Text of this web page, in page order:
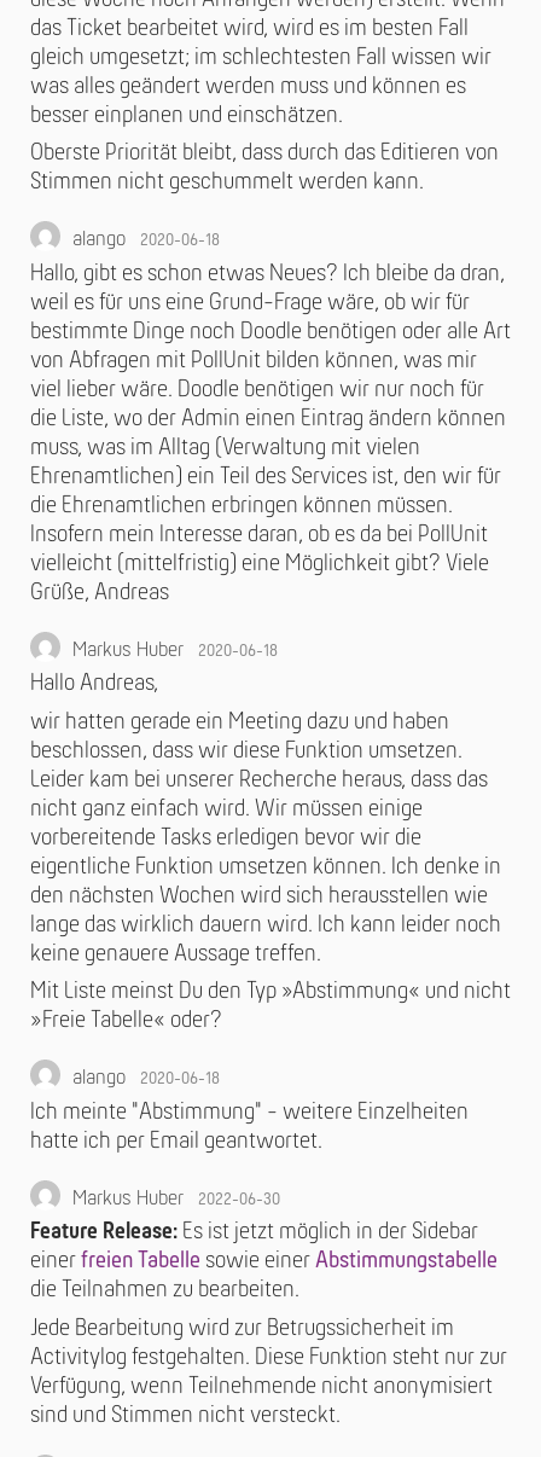
das Ticket bearbeitet wird, wird es im besten Fall
gleich umgesetzt; im schlechtesten Fall wissen wir
was alles geändert werden muss und können es
besser einplanen und einschätzen.
Oberste Priorität bleibt, dass durch das Editieren von
Stimmen nicht geschummelt werden kann.
alango 2020-06-18
Hallo, gibt es schon etwas Neues? Ich bleibe da dran,
weil es für uns eine Grund-Frage wäre, ob wir für
bestimmte Dinge noch Doodle benötigen oder alle Art
von Abfragen mit PollUnit bilden können, was mir
viel lieber wäre. Doodle benötigen wir nur noch für
die Liste, wo der Admin einen Eintrag ändern können
muss, was im Alltag (Verwaltung mit vielen
Ehrenamtlichen) ein Teil des Services ist, den wir für
die Ehrenamtlichen erbringen können müssen.
Insofern mein Interesse daran, ob es da bei PollUnit
vielleicht (mittelfristig) eine Möglichkeit gibt? Viele
Grüße, Andreas
Markus Huber 2020-06-18
Hallo Andreas,
wir hatten gerade ein Meeting dazu und haben
beschlossen, dass wir diese Funktion umsetzen.
Leider kam bei unserer Recherche heraus, dass das
nicht ganz einfach wird. Wir müssen einige
vorbereitende Tasks erledigen bevor wir die
eigentliche Funktion umsetzen können. Ich denke in
den nächsten Wochen wird sich herausstellen wie
lange das wirklich dauern wird. Ich kann leider noch
keine genauere Aussage treffen.
Mit Liste meinst Du den Typ »Abstimmung« und nicht
»Freie Tabelle« oder?
alango 2020-06-18
Ich meinte "Abstimmung" - weitere Einzelheiten
hatte ich per Email geantwortet.
Markus Huber 2022-06-30
Feature Release: Es ist jetzt möglich in der Sidebar
einer freien Tabelle sowie einer Abstimmungstabelle
die Teilnahmen zu bearbeiten.
Jede Bearbeitung wird zur Betrugssicherheit im
Activitylog festgehalten. Diese Funktion steht nur zur
Verfügung, wenn Teilnehmende nicht anonymisiert
sind und Stimmen nicht versteckt.